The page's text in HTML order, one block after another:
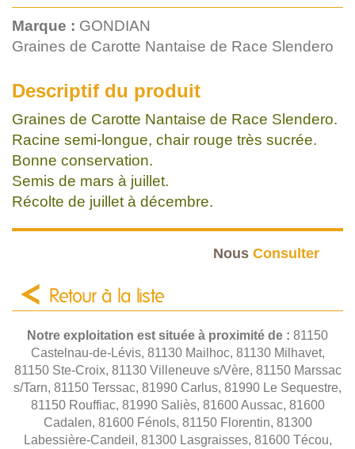
Marque : GONDIAN
Graines de Carotte Nantaise de Race Slendero
Descriptif du produit
Graines de Carotte Nantaise de Race Slendero.
Racine semi-longue, chair rouge très sucrée.
Bonne conservation.
Semis de mars à juillet.
Récolte de juillet à décembre.
Nous Consulter
Retour à la liste
Notre exploitation est située à proximité de : 81150
Castelnau-de-Lévis, 81130 Mailhoc, 81130 Milhavet,
81150 Ste-Croix, 81130 Villeneuve s/Vère, 81150 Marssac
s/Tarn, 81150 Terssac, 81990 Carlus, 81990 Le Sequestre,
81150 Rouffiac, 81990 Saliès, 81600 Aussac, 81600
Cadalen, 81600 Fénols, 81150 Florentin, 81300
Labessière-Candeil, 81300 Lasgraisses, 81600 Técou,